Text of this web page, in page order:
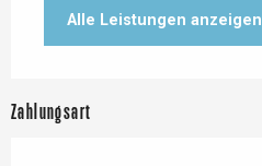
Alle Leistungen anzeigen
Zahlungsart